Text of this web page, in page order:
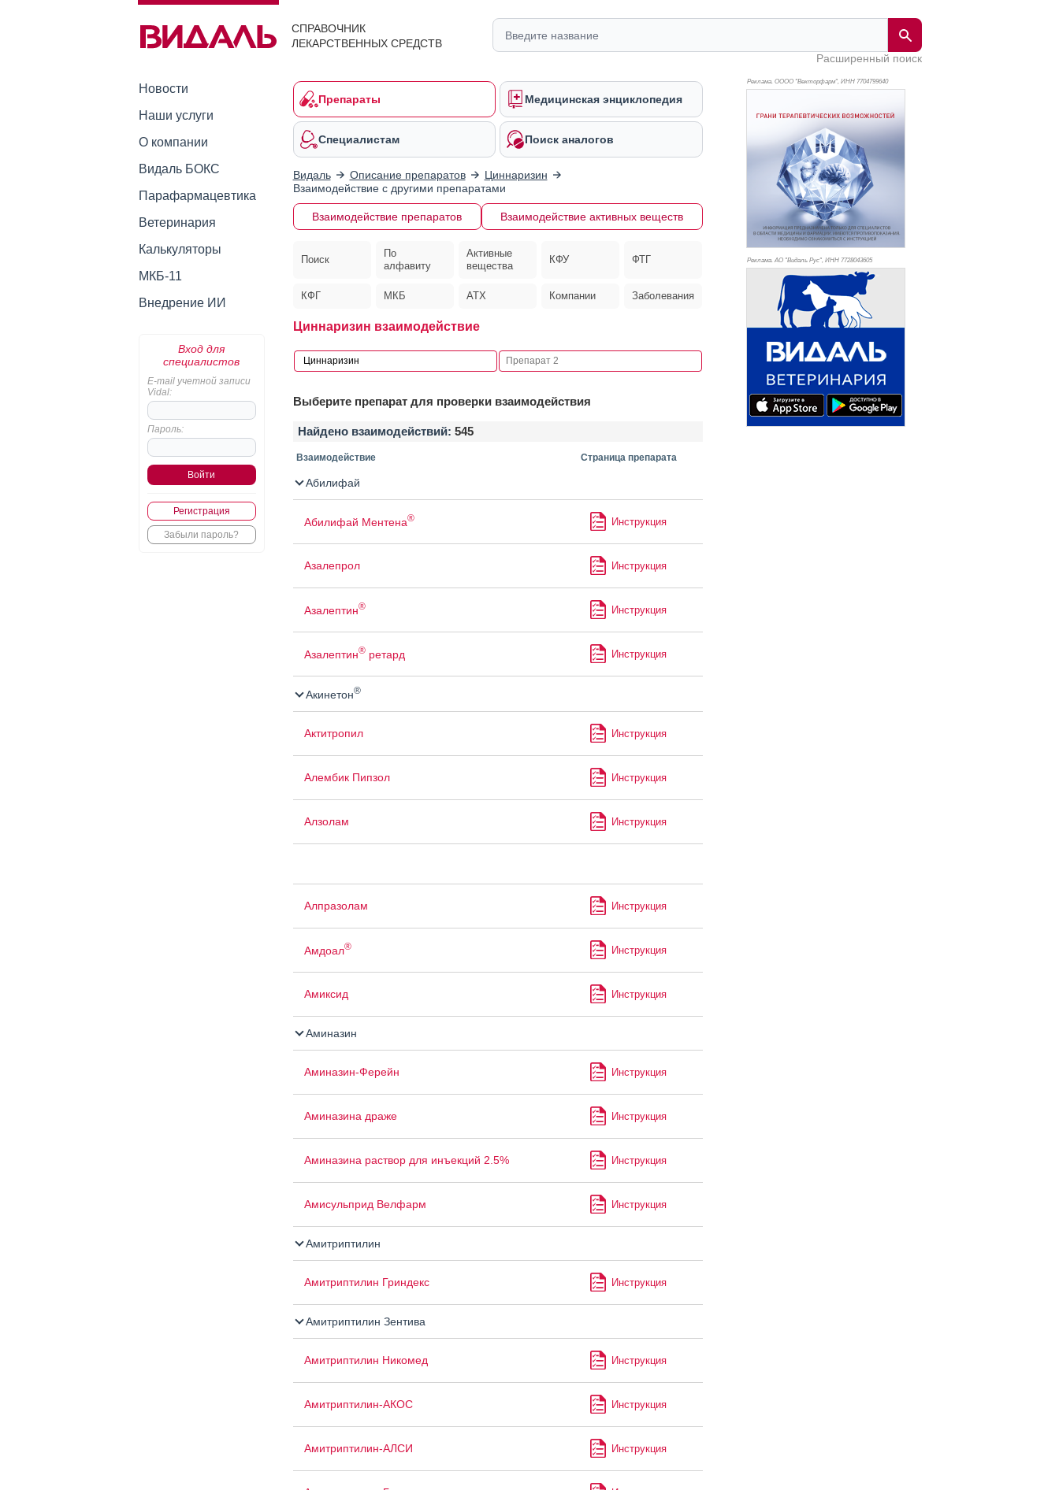
СПРАВОЧНИК
ЛЕКАРСТВЕННЫХ СРЕДСТВ
Расширенный поиск
Новости
Наши услуги
О компании
Видаль БОКС
Парафармацевтика
Ветеринария
Калькуляторы
МКБ-11
Внедрение ИИ
Вход для
специалистов
E-mail учетной записи
Vidal:
Пароль:
Регистрация
Забыли пароль?
Препараты Медицинская энциклопедия
Специалистам Поиск аналогов
Видаль Описание препаратов
Циннаризин
Взаимодействие с другими препаратами
Взаимодействие препаратов Взаимодействие активных веществ
Поиск
По
алфавиту
Активные
вещества
КФУ ФТГ
КФГ МКБ АТХ Компании Заболевания
Циннаризин взаимодействие
Выберите препарат для проверки взаимодействия
Найдено взаимодействий: 545
Взаимодействие Страница препарата
Абилифай
Абилифай Ментена® Инструкция
Азалепрол Инструкция
Азалептин® Инструкция
Азалептин®ретард Инструкция
Акинетон®
Актитропил Инструкция
Алембик Пипзол Инструкция
Алзолам Инструкция
Алпразолам Инструкция
Амдоал® Инструкция
Амиксид Инструкция
Аминазин
Аминазин-Ферейн Инструкция
Аминазина драже Инструкция
Аминазина раствор для инъекций 2.5% Инструкция
Амисульприд Велфарм Инструкция
Амитриптилин
Амитриптилин Гриндекс Инструкция
Амитриптилин Зентива
Амитриптилин Никомед Инструкция
Амитриптилин-АКОС Инструкция
Амитриптилин-АЛСИ Инструкция
Реклама. ОООО "Векторфарм", ИНН 7704799640
Реклама. АО "Видаль Рус", ИНН 7728043605